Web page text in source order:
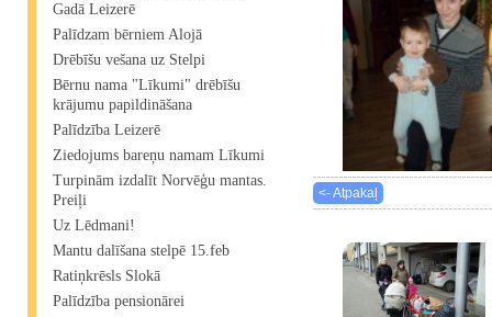
Gadā Leizerē
Palīdzam bērniem Alojā
Drēbīšu vešana uz Stelpi
Bērnu nama "Līkumi" drēbīšu
krājumu papildināšana
Palīdzība Leizerē
Ziedojums bareņu namam Līkumi
Turpinām izdalīt Norvēģu mantas.
Preiļi
Uz Lēdmani!
Mantu dalīšana stelpē 15.feb
Ratiņkrēsls Slokā
Palīdzība pensionārei
<- Atpakaļ